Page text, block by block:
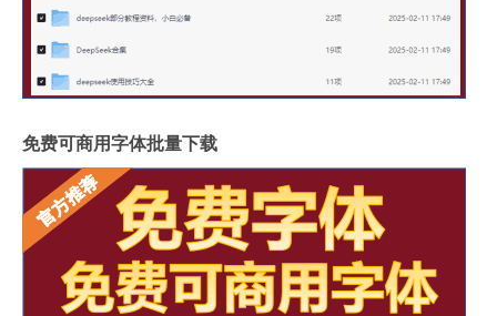
免费可商用字体批量下载